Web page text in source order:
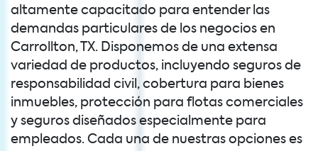
altamente capacitado para entender las
demandas particulares de los negocios en
Carrollton, TX. Disponemos de una extensa
variedad de productos, incluyendo seguros de
responsabilidad civil, cobertura para bienes
inmuebles, protección para flotas comerciales
y seguros diseñados especialmente para
empleados. Cada una de nuestras opciones es